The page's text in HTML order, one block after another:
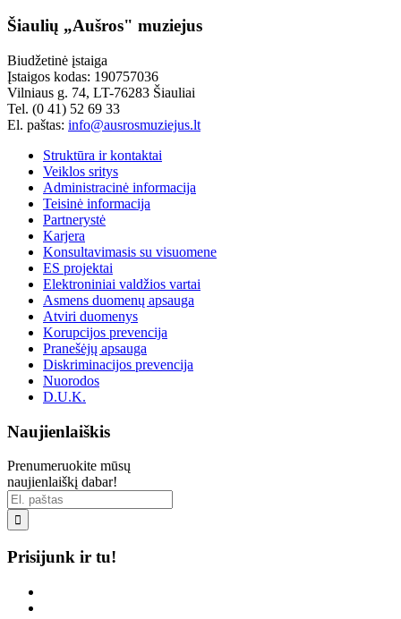
Šiaulių „Aušros" muziejus
Biudžetinė įstaiga
Įstaigos kodas: 190757036
Vilniaus g. 74, LT-76283 Šiauliai
Tel. (0 41) 52 69 33
El. paštas: info@ausrosmuziejus.lt
Struktūra ir kontaktai
Veiklos sritys
Administracinė informacija
Teisinė informacija
Partnerystė
Karjera
Konsultavimasis su visuomene
ES projektai
Elektroniniai valdžios vartai
Asmens duomenų apsauga
Atviri duomenys
Korupcijos prevencija
Pranešėjų apsauga
Diskriminacijos prevencija
Nuorodos
D.U.K.
Naujienlaiškis
Prenumeruokite mūsų
naujienlaiškį dabar!

Prisijunk ir tu!